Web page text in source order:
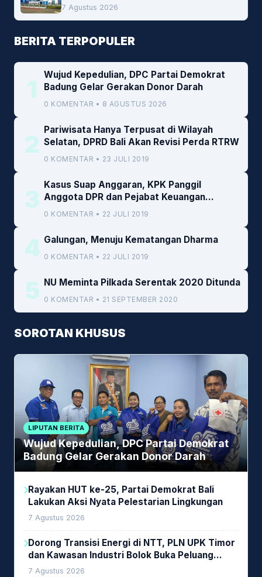
Peluang Investasi Woodchip untuk
Cofiring PLTU Bolok
7 Agustus 2026
BERITA TERPOPULER
1
Wujud Kepedulian, DPC Partai Demokrat
Badung Gelar Gerakan Donor Darah
0 KOMENTAR • 8 AGUSTUS 2026
2
Pariwisata Hanya Terpusat di Wilayah
Selatan, DPRD Bali Akan Revisi Perda RTRW
0 KOMENTAR • 23 JULI 2019
3
Kasus Suap Anggaran, KPK Panggil
Anggota DPR dan Pejabat Keuangan
Kemenkeu
0 KOMENTAR • 22 JULI 2019
4 Galungan, Menuju Kematangan Dharma
0 KOMENTAR • 22 JULI 2019
5 NU Meminta Pilkada Serentak 2020 Ditunda
0 KOMENTAR • 21 SEPTEMBER 2020
SOROTAN KHUSUS
LIPUTAN BERITA
Wujud Kepedulian, DPC Partai Demokrat
Badung Gelar Gerakan Donor Darah
Rayakan HUT ke-25, Partai Demokrat Bali
Lakukan Aksi Nyata Pelestarian Lingkungan
7 Agustus 2026
Dorong Transisi Energi di NTT, PLN UPK Timor
dan Kawasan Industri Bolok Buka Peluang
Investasi Woodchip untuk Cofiring PLTU Bolok
7 Agustus 2026